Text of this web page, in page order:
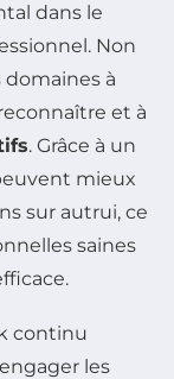
dans le
Non
à
et à
. Grâce à un
mieux
sur autrui, ce
saines
continu
les